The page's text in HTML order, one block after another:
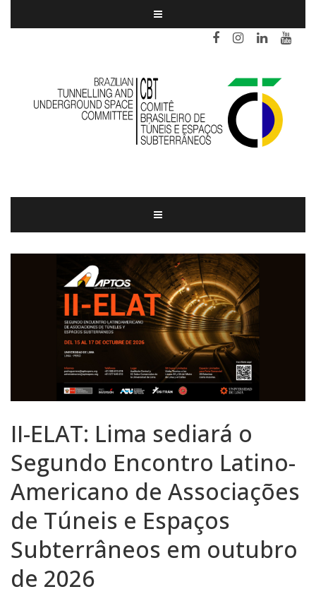
II-ELAT: Lima sediará o
Segundo Encontro Latino-
Americano de Associações
de Túneis e Espaços
Subterrâneos em outubro
de 2026